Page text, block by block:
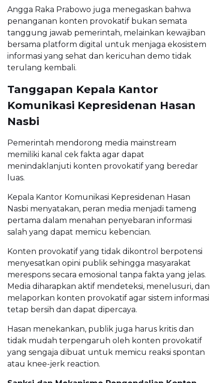
Angga Raka Prabowo juga menegaskan bahwa
penanganan konten provokatif bukan semata
tanggung jawab pemerintah, melainkan kewajiban
bersama platform digital untuk menjaga ekosistem
informasi yang sehat dan kericuhan demo tidak
terulang kembali.
Tanggapan Kepala Kantor
Komunikasi Kepresidenan Hasan
Nasbi
Pemerintah mendorong media mainstream
memiliki kanal cek fakta agar dapat
menindaklanjuti konten provokatif yang beredar
luas.
Kepala Kantor Komunikasi Kepresidenan Hasan
Nasbi menyatakan, peran media menjadi tameng
pertama dalam menahan penyebaran informasi
salah yang dapat memicu kebencian.
Konten provokatif yang tidak dikontrol berpotensi
menyesatkan opini publik sehingga masyarakat
merespons secara emosional tanpa fakta yang jelas.
Media diharapkan aktif mendeteksi, menelusuri, dan
melaporkan konten provokatif agar sistem informasi
tetap bersih dan dapat dipercaya.
Hasan menekankan, publik juga harus kritis dan
tidak mudah terpengaruh oleh konten provokatif
yang sengaja dibuat untuk memicu reaksi spontan
atau knee-jerk reaction.